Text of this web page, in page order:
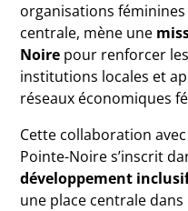
organisations
centrale, mène une
Noire pour renforcer
institutions locales et
réseaux économiques
Cette collaboration
Pointe-Noire s’inscrit
développement
une place centrale